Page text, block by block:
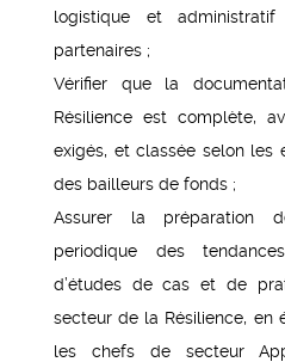
logistique et
partenaires ;
Vérifier que la
Résilience est complète,
exigés, et classée selon les
des bailleurs de fonds ;
Assurer la préparation
periodique des
d’études de cas et de
secteur de la Résilience, en
les chefs de secteur